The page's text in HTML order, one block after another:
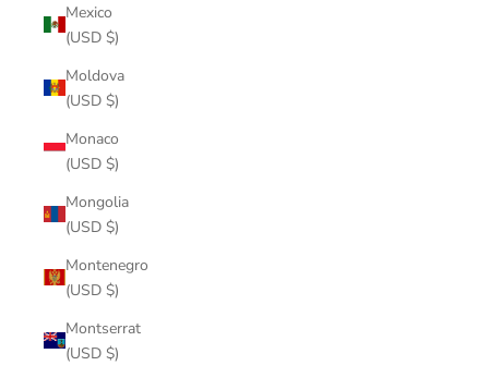
Mexico
(USD $)
Moldova
(USD $)
Monaco
(USD $)
Mongolia
(USD $)
Montenegro
(USD $)
Montserrat
(USD $)